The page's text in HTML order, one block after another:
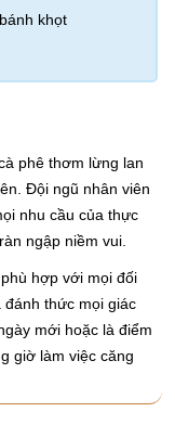
khọt
phê thơm lừng lan
Đội ngũ nhân viên
nhu cầu của thực
ngập niềm vui.
hợp với mọi đối
thức mọi giác
mới hoặc là điểm
giờ làm việc căng